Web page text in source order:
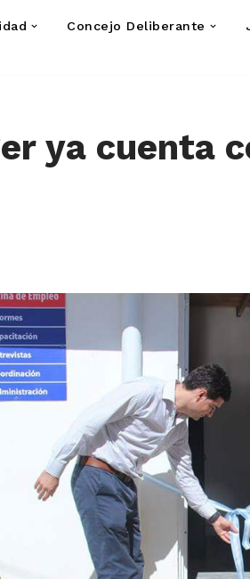
Concejo Deliberante
ya cuenta